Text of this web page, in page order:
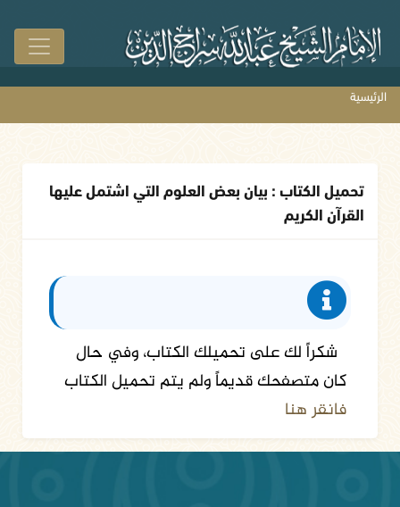
الرئيسية
تحميل الكتاب : بيان بعض العلوم التي اشتمل عليها
القرآن الكريم
شكراً لك على تحميلك الكتاب، وفي حال
كان متصفحك قديماً ولم يتم تحميل الكتاب
فانقر هنا